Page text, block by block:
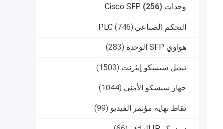
وحدات Cisco SFP (256)
التحكم الصناعي PLC (746)
هواوي SFP الوحدة (283)
تبديل سيسكو إيثرنت (1503)
جهاز سيسكو الأمني (1044)
نقاط نهاية مؤتمر الفيديو (99)